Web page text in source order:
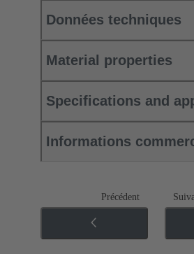
Données techniques
Material properties
Specifications and
Informations
Précédent